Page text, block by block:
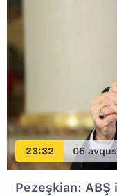
23:32 05
Pezeşkian: ABŞ